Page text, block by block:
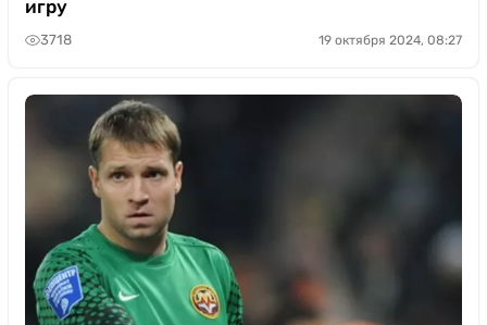
игру
3718 19 октября 2024, 08:27